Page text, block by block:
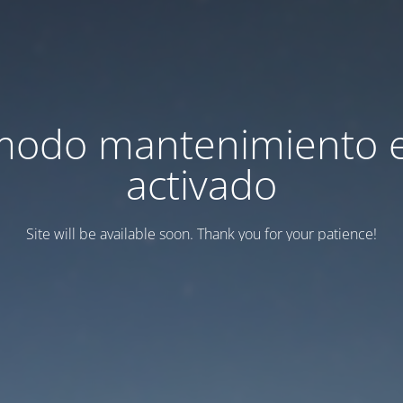
mantenimiento
activado
Site will be available soon. Thank you for your patience!